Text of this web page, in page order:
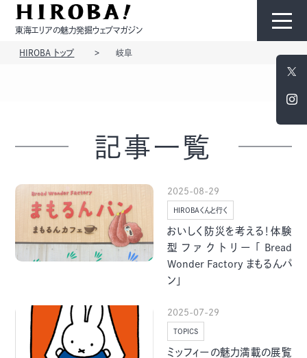
東海エリアの魅力発掘ウェブマガジン
モノ ひと
季節・まち まち・スポット
HIROBA トップ 岐阜
記事一覧
2025-08-29
HIROBAくんと行く
おいしく防災を考える！体験
型ファクトリー「Bread
Wonder Factory まもるんパ
ン」
2025-07-29
TOPICS
ミッフィーの魅力満載の展覧